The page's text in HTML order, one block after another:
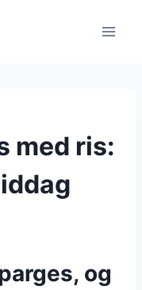
med ris:
og